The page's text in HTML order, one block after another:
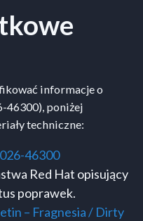
informacje o
46300), poniżej
techniczne:
46300
Red Hat opisujący
poprawek.
– Fragnesia / Dirty